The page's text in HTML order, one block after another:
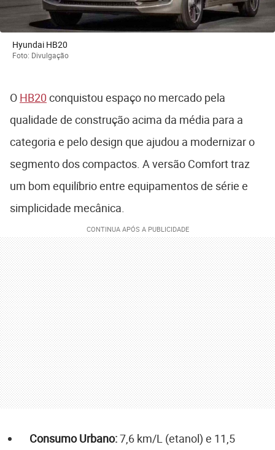
Hyundai HB20
Foto: Divulgação
O HB20 conquistou espaço no mercado pela
qualidade de construção acima da média para a
categoria e pelo design que ajudou a modernizar o
segmento dos compactos. A versão Comfort traz
um bom equilíbrio entre equipamentos de série e
simplicidade mecânica.
Consumo Urbano:7,6 km/L (etanol) e 11,5